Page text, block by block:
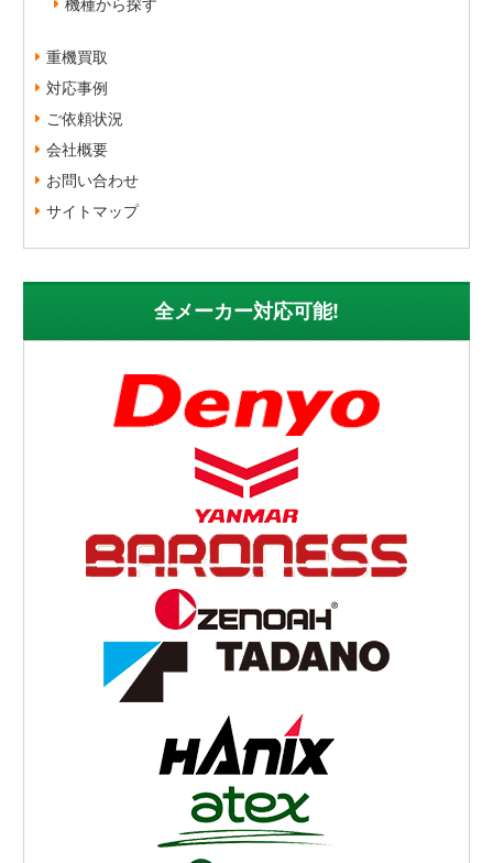
重機買取
対応事例
ご依頼状況
会社概要
お問い合わせ
サイトマップ
全メーカー対応可能!